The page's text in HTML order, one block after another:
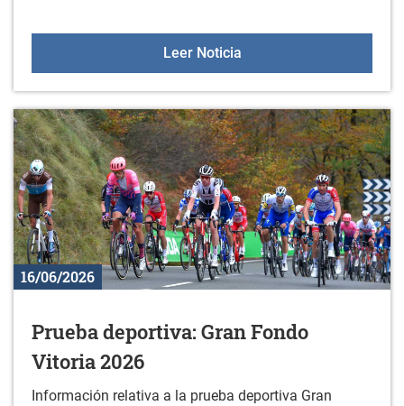
Leer NoticiaNuevos libros en la
16/06/2026
Prueba deportiva: Gran Fondo
Vitoria 2026
Información relativa a la prueba deportiva Gran